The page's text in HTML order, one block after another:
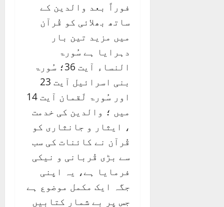
فوراً بعد والدین کے
ساتھ بھلائی کو قُرآن
میں مزید تین بار
دہرایا ہے سُورۃ
النساء آیت 36؛ سُورۃ
بنی اسرائیل آیت 23
اور سُورۃ لَقمان آیت 14
میں ؛ والدین کی خدمت
، ایثار و جانثاری کو
قُرآن نے کائنات کی سب
سے بڑی قُربانی و نیکی
فرمایا ہے، یہ اپنی
جگہ ایک مکمل موضوع ہے
جس پر بے شمار کتابیں